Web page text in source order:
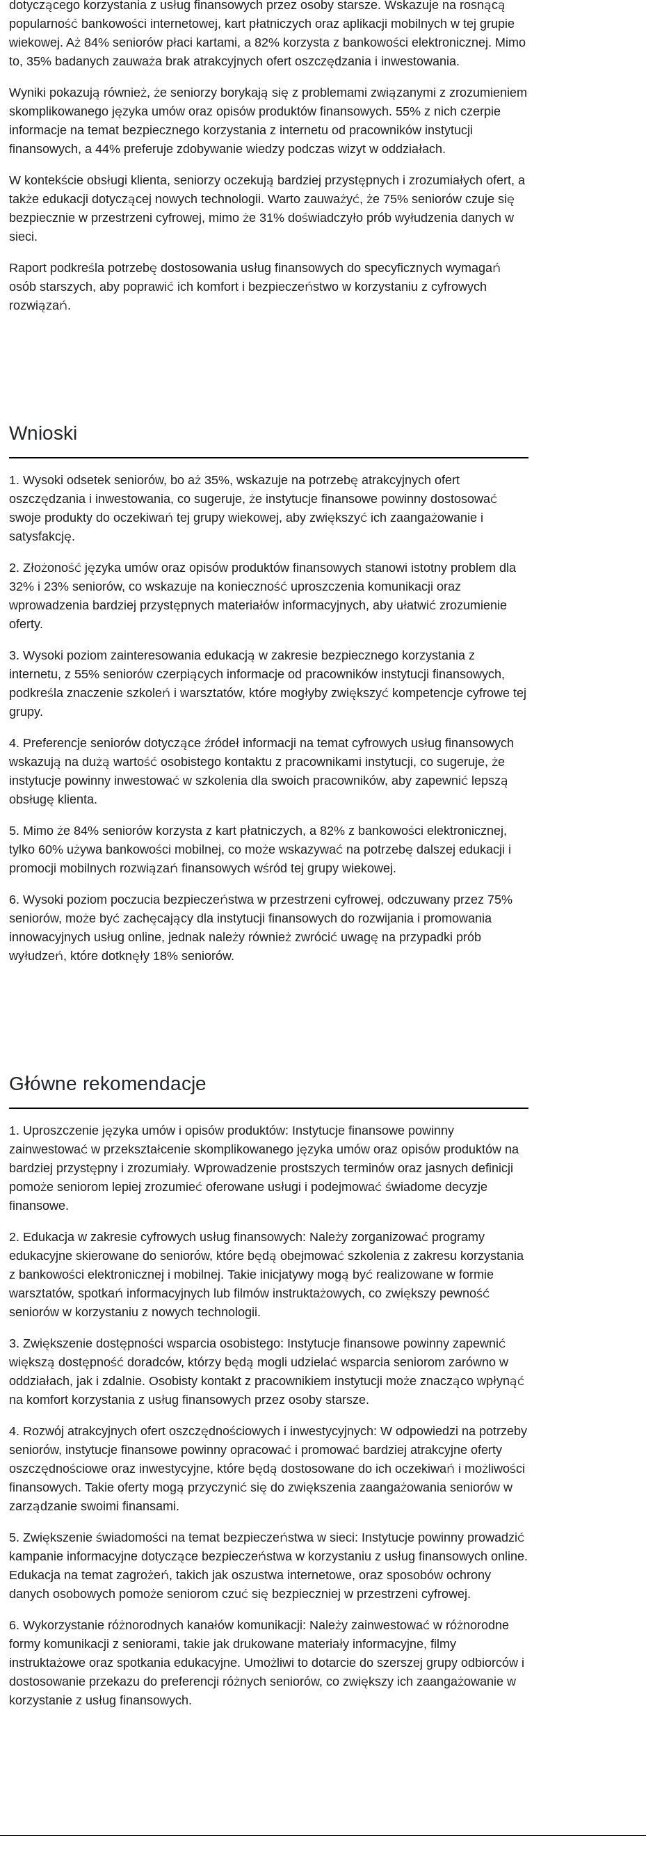
dotyczącego korzystania z usług finansowych przez osoby starsze. Wskazuje na rosnącą
popularność bankowości internetowej, kart płatniczych oraz aplikacji mobilnych w tej grupie
wiekowej. Aż 84% seniorów płaci kartami, a 82% korzysta z bankowości elektronicznej. Mimo
to, 35% badanych zauważa brak atrakcyjnych ofert oszczędzania i inwestowania.
Wyniki pokazują również, że seniorzy borykają się z problemami związanymi z zrozumieniem
skomplikowanego języka umów oraz opisów produktów finansowych. 55% z nich czerpie
informacje na temat bezpiecznego korzystania z internetu od pracowników instytucji
finansowych, a 44% preferuje zdobywanie wiedzy podczas wizyt w oddziałach.
W kontekście obsługi klienta, seniorzy oczekują bardziej przystępnych i zrozumiałych ofert, a
także edukacji dotyczącej nowych technologii. Warto zauważyć, że 75% seniorów czuje się
bezpiecznie w przestrzeni cyfrowej, mimo że 31% doświadczyło prób wyłudzenia danych w
sieci.
Raport podkreśla potrzebę dostosowania usług finansowych do specyficznych wymagań
osób starszych, aby poprawić ich komfort i bezpieczeństwo w korzystaniu z cyfrowych
rozwiązań.
Wnioski
1. Wysoki odsetek seniorów, bo aż 35%, wskazuje na potrzebę atrakcyjnych ofert
oszczędzania i inwestowania, co sugeruje, że instytucje finansowe powinny dostosować
swoje produkty do oczekiwań tej grupy wiekowej, aby zwiększyć ich zaangażowanie i
satysfakcję.
2. Złożoność języka umów oraz opisów produktów finansowych stanowi istotny problem dla
32% i 23% seniorów, co wskazuje na konieczność uproszczenia komunikacji oraz
wprowadzenia bardziej przystępnych materiałów informacyjnych, aby ułatwić zrozumienie
oferty.
3. Wysoki poziom zainteresowania edukacją w zakresie bezpiecznego korzystania z
internetu, z 55% seniorów czerpiących informacje od pracowników instytucji finansowych,
podkreśla znaczenie szkoleń i warsztatów, które mogłyby zwiększyć kompetencje cyfrowe tej
grupy.
4. Preferencje seniorów dotyczące źródeł informacji na temat cyfrowych usług finansowych
wskazują na dużą wartość osobistego kontaktu z pracownikami instytucji, co sugeruje, że
instytucje powinny inwestować w szkolenia dla swoich pracowników, aby zapewnić lepszą
obsługę klienta.
5. Mimo że 84% seniorów korzysta z kart płatniczych, a 82% z bankowości elektronicznej,
tylko 60% używa bankowości mobilnej, co może wskazywać na potrzebę dalszej edukacji i
promocji mobilnych rozwiązań finansowych wśród tej grupy wiekowej.
6. Wysoki poziom poczucia bezpieczeństwa w przestrzeni cyfrowej, odczuwany przez 75%
seniorów, może być zachęcający dla instytucji finansowych do rozwijania i promowania
innowacyjnych usług online, jednak należy również zwrócić uwagę na przypadki prób
wyłudzeń, które dotknęły 18% seniorów.
Główne rekomendacje
1. Uproszczenie języka umów i opisów produktów: Instytucje finansowe powinny
zainwestować w przekształcenie skomplikowanego języka umów oraz opisów produktów na
bardziej przystępny i zrozumiały. Wprowadzenie prostszych terminów oraz jasnych definicji
pomoże seniorom lepiej zrozumieć oferowane usługi i podejmować świadome decyzje
finansowe.
2. Edukacja w zakresie cyfrowych usług finansowych: Należy zorganizować programy
edukacyjne skierowane do seniorów, które będą obejmować szkolenia z zakresu korzystania
z bankowości elektronicznej i mobilnej. Takie inicjatywy mogą być realizowane w formie
warsztatów, spotkań informacyjnych lub filmów instruktażowych, co zwiększy pewność
seniorów w korzystaniu z nowych technologii.
3. Zwiększenie dostępności wsparcia osobistego: Instytucje finansowe powinny zapewnić
większą dostępność doradców, którzy będą mogli udzielać wsparcia seniorom zarówno w
oddziałach, jak i zdalnie. Osobisty kontakt z pracownikiem instytucji może znacząco wpłynąć
na komfort korzystania z usług finansowych przez osoby starsze.
4. Rozwój atrakcyjnych ofert oszczędnościowych i inwestycyjnych: W odpowiedzi na potrzeby
seniorów, instytucje finansowe powinny opracować i promować bardziej atrakcyjne oferty
oszczędnościowe oraz inwestycyjne, które będą dostosowane do ich oczekiwań i możliwości
finansowych. Takie oferty mogą przyczynić się do zwiększenia zaangażowania seniorów w
zarządzanie swoimi finansami.
5. Zwiększenie świadomości na temat bezpieczeństwa w sieci: Instytucje powinny prowadzić
kampanie informacyjne dotyczące bezpieczeństwa w korzystaniu z usług finansowych online.
Edukacja na temat zagrożeń, takich jak oszustwa internetowe, oraz sposobów ochrony
danych osobowych pomoże seniorom czuć się bezpieczniej w przestrzeni cyfrowej.
6. Wykorzystanie różnorodnych kanałów komunikacji: Należy zainwestować w różnorodne
formy komunikacji z seniorami, takie jak drukowane materiały informacyjne, filmy
instruktażowe oraz spotkania edukacyjne. Umożliwi to dotarcie do szerszej grupy odbiorców i
dostosowanie przekazu do preferencji różnych seniorów, co zwiększy ich zaangażowanie w
korzystanie z usług finansowych.